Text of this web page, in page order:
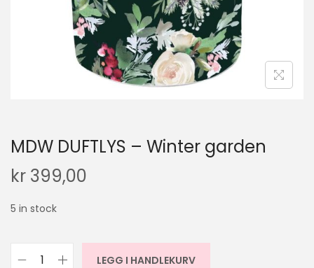
MDW DUFTLYS – Winter garden
kr 399,00
5 in stock
LEGG I HANDLEKURV